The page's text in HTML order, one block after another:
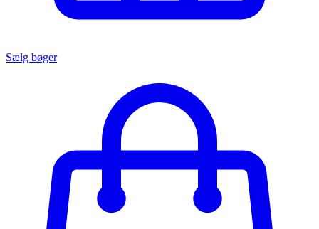
Sælg bøger